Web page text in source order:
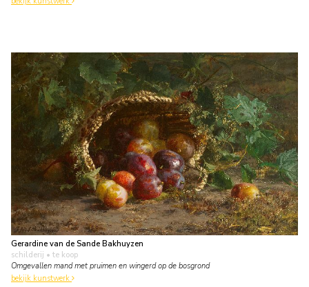
Gerardine van de Sande Bakhuyzen
schilderij • te koop
Omgevallen mand met pruimen en wingerd op de bosgrond
bekijk kunstwerk